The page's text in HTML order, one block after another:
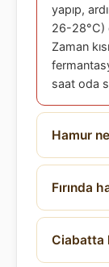
yapıp,
26-28°C)
Zaman
saat oda
Hamur
Fırında
Ciabatta